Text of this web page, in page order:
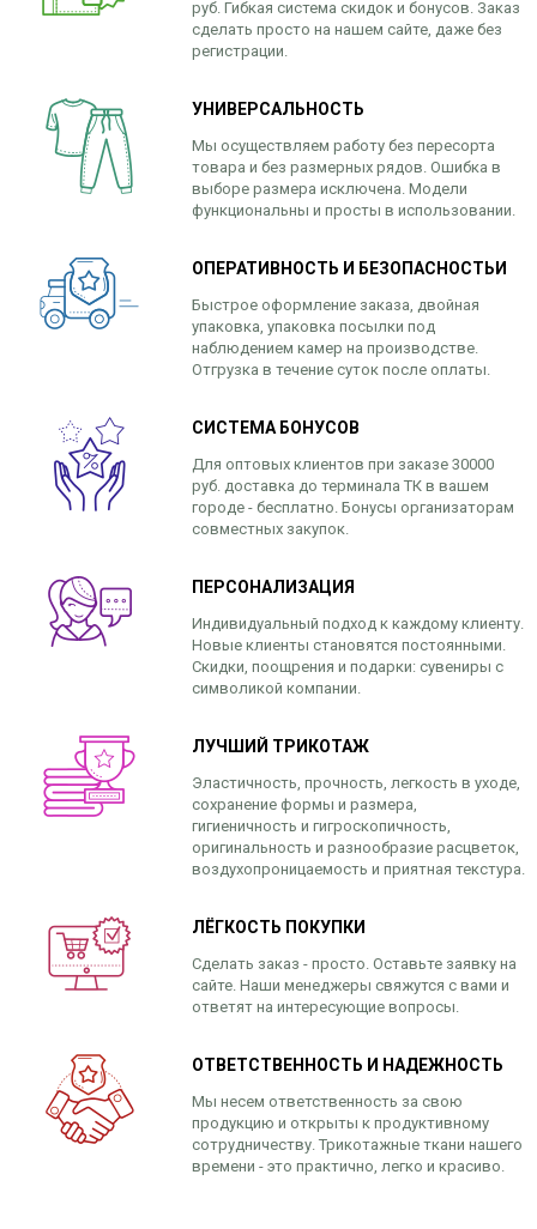
руб. Гибкая система скидок и бонусов. Заказ
сделать просто на нашем сайте, даже без
регистрации.
УНИВЕРСАЛЬНОСТЬ
Мы осуществляем работу без пересорта
товара и без размерных рядов. Ошибка в
выборе размера исключена. Модели
функциональны и просты в использовании.
ОПЕРАТИВНОСТЬ И БЕЗОПАСНОСТЬИ
Быстрое оформление заказа, двойная
упаковка, упаковка посылки под
наблюдением камер на производстве.
Отгрузка в течение суток после оплаты.
СИСТЕМА БОНУСОВ
Для оптовых клиентов при заказе 30000
руб. доставка до терминала ТК в вашем
городе - бесплатно. Бонусы организаторам
совместных закупок.
ПЕРСОНАЛИЗАЦИЯ
Индивидуальный подход к каждому клиенту.
Новые клиенты становятся постоянными.
Скидки, поощрения и подарки: сувениры с
символикой компании.
ЛУЧШИЙ ТРИКОТАЖ
Эластичность, прочность, легкость в уходе,
сохранение формы и размера,
гигиеничность и гигроскопичность,
оригинальность и разнообразие расцветок,
воздухопроницаемость и приятная текстура.
ЛЁГКОСТЬ ПОКУПКИ
Сделать заказ - просто. Оставьте заявку на
сайте. Наши менеджеры свяжутся с вами и
ответят на интересующие вопросы.
ОТВЕТСТВЕННОСТЬ И НАДЕЖНОСТЬ
Мы несем ответственность за свою
продукцию и открыты к продуктивному
сотрудничеству. Трикотажные ткани нашего
времени - это практично, легко и красиво.